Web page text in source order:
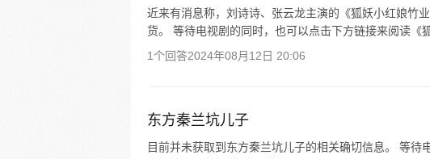
近来有消息称，刘诗诗、张云龙主演的《狐妖小红娘竹
货。 等待电视剧的同时，也可以点击下方链接来阅读《
1个回答2024年08月12日 20:06
东方秦兰坑儿子
目前并未获取到东方秦兰坑儿子的相关确切信息。 等